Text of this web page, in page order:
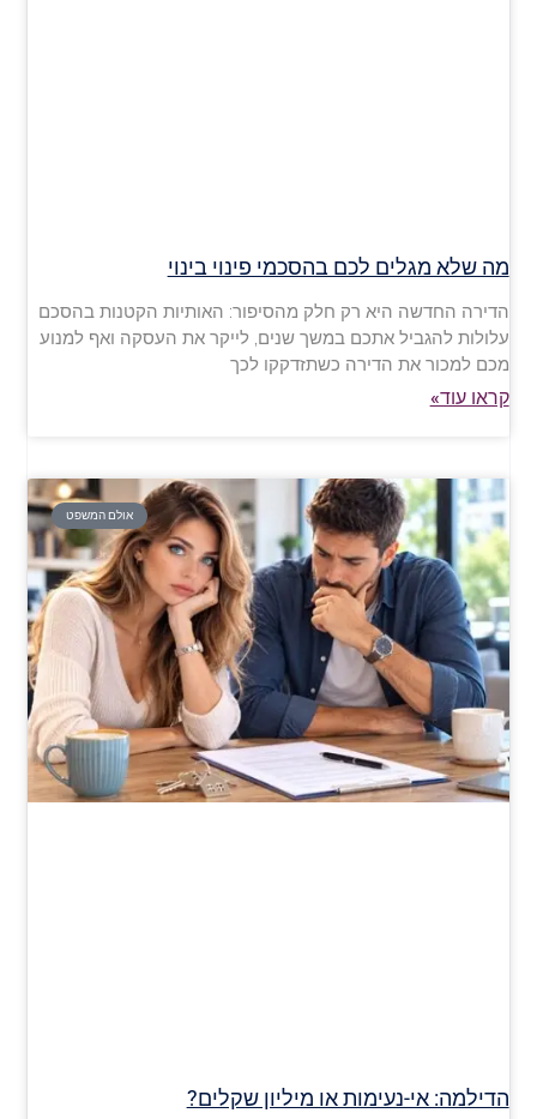
מה שלא מגלים לכם בהסכמי פינוי בינוי
הדירה החדשה היא רק חלק מהסיפור: האותיות הקטנות בהסכם
עלולות להגביל אתכם במשך שנים, לייקר את העסקה ואף למנוע
מכם למכור את הדירה כשתזדקקו לכך
קראו עוד»
אולם המשפט
הדילמה: אי-נעימות או מיליון שקלים?